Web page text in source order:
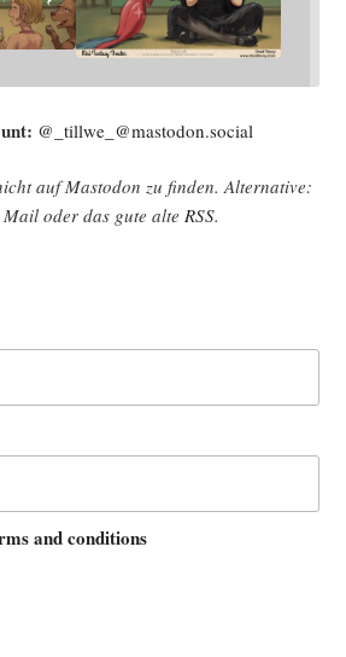
@_tillwe_@mastodon.social
auf Mast­o­don zu fin­den. Alter­na­ti­ve:
oder das gute alte RSS.
and conditions